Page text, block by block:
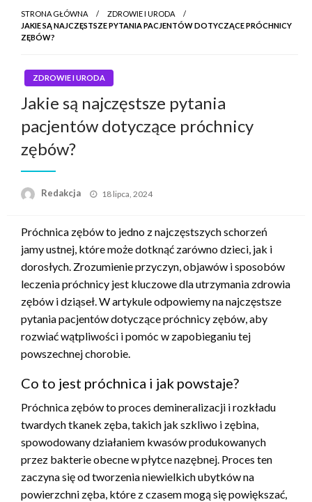
STRONA GŁÓWNA
ZDROWIE I URODA
JAKIE SĄ NAJCZĘSTSZE PYTANIA PACJENTÓW DOTYCZĄCE PRÓCHNICY
ZĘBÓW?
ZDROWIE I URODA
Jakie są najczęstsze pytania
pacjentów dotyczące próchnicy
zębów?
Redakcja Napisano
18 lipca, 2024
Próchnica zębów to jedno z najczęstszych schorzeń
jamy ustnej, które może dotknąć zarówno dzieci, jak i
dorosłych. Zrozumienie przyczyn, objawów i sposobów
leczenia próchnicy jest kluczowe dla utrzymania zdrowia
zębów i dziąseł. W artykule odpowiemy na najczęstsze
pytania pacjentów dotyczące próchnicy zębów, aby
rozwiać wątpliwości i pomóc w zapobieganiu tej
powszechnej chorobie.
Co to jest próchnica i jak powstaje?
Próchnica zębów to proces demineralizacji i rozkładu
twardych tkanek zęba, takich jak szkliwo i zębina,
spowodowany działaniem kwasów produkowanych
przez bakterie obecne w płytce nazębnej. Proces ten
zaczyna się od tworzenia niewielkich ubytków na
powierzchni zęba, które z czasem mogą się powiększać,